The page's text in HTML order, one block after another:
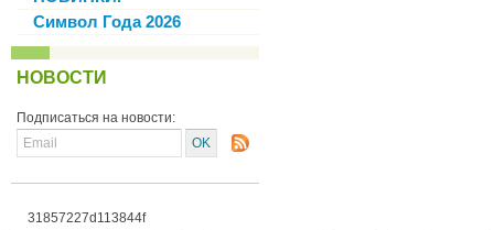
Символ Года 2026
НОВОСТИ
Подписаться на новости:
31857227d113844f